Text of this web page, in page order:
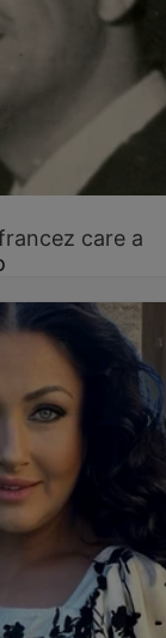
care a